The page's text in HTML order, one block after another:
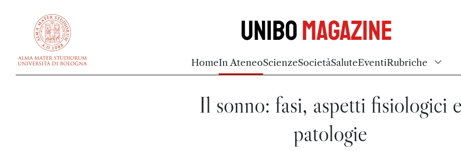
UniboMagazine
HomeIn AteneoScienzeSocietàSaluteEventiRubriche
Il sonno: fasi, aspetti fisiologici e
patologie